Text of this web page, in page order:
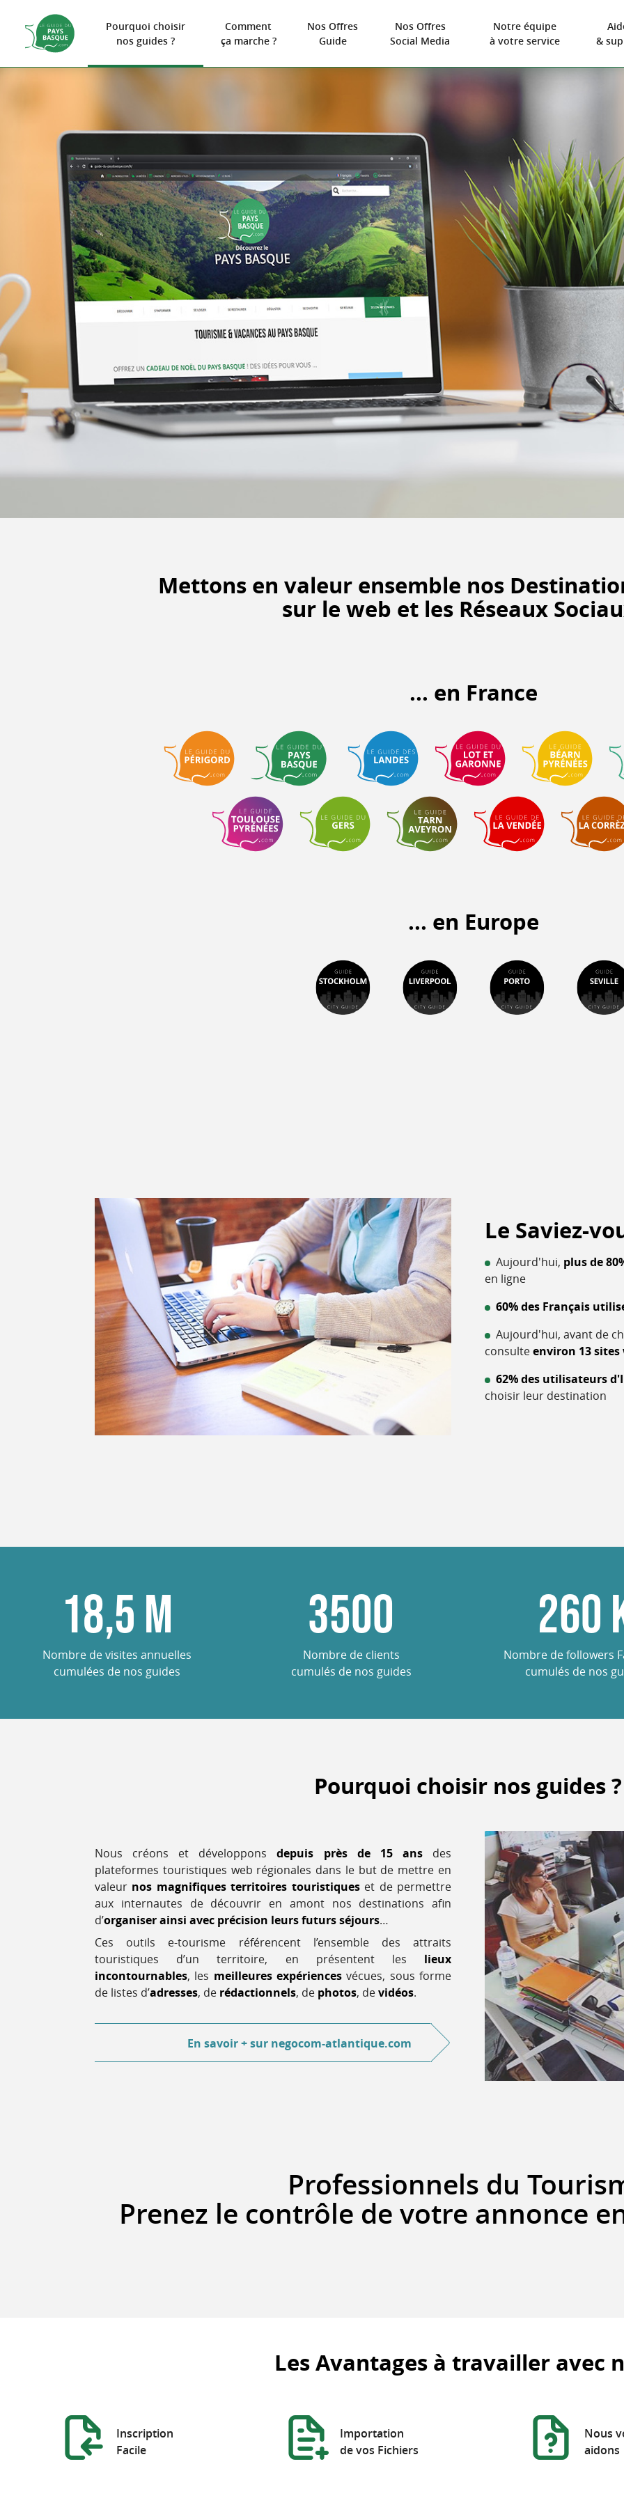
Pourquoi choisir
nos guides ?
Comment
ça marche ?
Nos Offres
Guide
Nos Offres
Social Media
Notre équipe
à votre service
&
Mettons en valeur ensemble nos
sur le web et les Réseaux
... en France
... en Europe
Le Saviez-
Aujourd'hui, plus de
en ligne
60% des Français
Aujourd'hui, avant de
consulteenviron 13
62% des utilisateurs
choisir leur destination
18,5 M
Nombre de visites annuelles
cumulées de nos guides
3500
Nombre de clients
cumulés de nos guides
260
Nombre de followers
cumulés de nos
Pourquoi choisir nos guides ?
Nous créons et développonsdepuis près de 15 ansdes
plateformes touristiques web régionales dans le but de mettre en
valeur nos magnifiques territoires touristiqueset de permettre
aux internautes de découvrir en amont nos destinations afin
d’organiser ainsi avec précision leurs futurs séjours…
Ces outils e-tourisme référencent l’ensemble des attraits
touristiques d’un territoire, en présentent les lieux
incontournables, les meilleures expériences vécues, sous forme
de listes d’adresses, de rédactionnels, de photos, devidéos.
En savoir +sur negocom-atlantique.com
Professionnels du
Prenez le contrôle de votre annonce
Les Avantages à travailler avec
Inscription
Facile
Importation
de vos Fichiers
Nous
aidons